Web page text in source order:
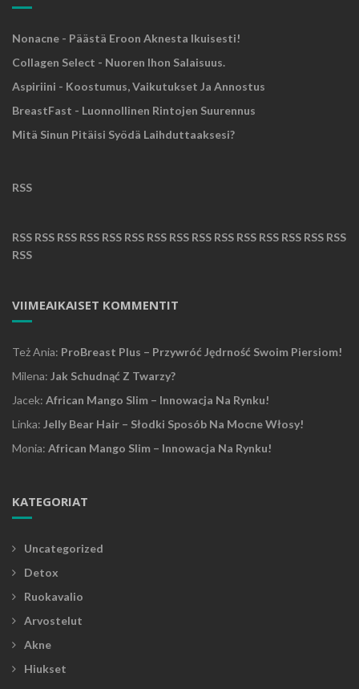
Nonacne - Päästä Eroon Aknesta Ikuisesti!
Collagen Select - Nuoren Ihon Salaisuus.
Aspiriini - Koostumus, Vaikutukset Ja Annostus
BreastFast - Luonnollinen Rintojen Suurennus
Mitä Sinun Pitäisi Syödä Laihduttaaksesi?
RSS
RSS RSS RSS RSS RSS RSS RSS RSS RSS RSS RSS RSS RSS RSS RSS
RSS
VIIMEAIKAISET KOMMENTIT
Też Ania: ProBreast Plus – Przywróć Jędrność Swoim Piersiom!
Milena: Jak Schudnąć Z Twarzy?
Jacek: African Mango Slim – Innowacja Na Rynku!
Linka: Jelly Bear Hair – Słodki Sposób Na Mocne Włosy!
Monia: African Mango Slim – Innowacja Na Rynku!
KATEGORIAT
Uncategorized
Detox
Ruokavalio
Arvostelut
Akne
Hiukset